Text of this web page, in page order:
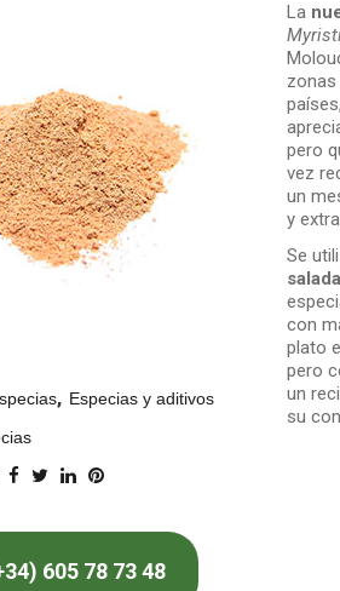
, Especias y aditivos
605 78 73 48
La
pero
vez
un
y
Se
con
plato
pero
un
su